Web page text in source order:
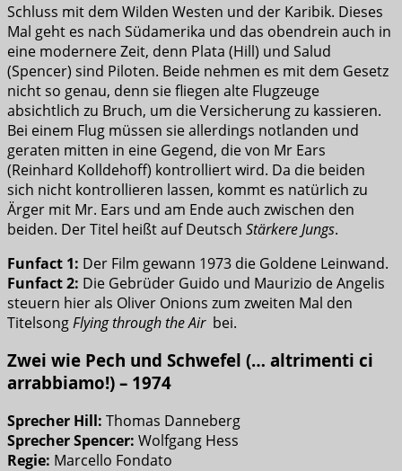
Schluss mit dem Wilden Westen und der Karibik. Dieses
Mal geht es nach Südamerika und das obendrein auch in
eine modernere Zeit, denn Plata (Hill) und Salud
(Spencer) sind Piloten. Beide nehmen es mit dem Gesetz
nicht so genau, denn sie fliegen alte Flugzeuge
absichtlich zu Bruch, um die Versicherung zu kassieren.
Bei einem Flug müssen sie allerdings notlanden und
geraten mitten in eine Gegend, die von Mr Ears
(Reinhard Kolldehoff) kontrolliert wird. Da die beiden
sich nicht kontrollieren lassen, kommt es natürlich zu
Ärger mit Mr. Ears und am Ende auch zwischen den
beiden. Der Titel heißt auf Deutsch Stärkere Jungs.
Funfact 1: Der Film gewann 1973 die Goldene Leinwand.
Funfact 2: Die Gebrüder Guido und Maurizio de Angelis
steuern hier als Oliver Onions zum zweiten Mal den
TitelsongFlying through the Airbei.
Zwei wie Pech und Schwefel (… altrimenti ci
arrabbiamo!) – 1974
Sprecher Hill: Thomas Danneberg
Sprecher Spencer: Wolfgang Hess
Regie: Marcello Fondato